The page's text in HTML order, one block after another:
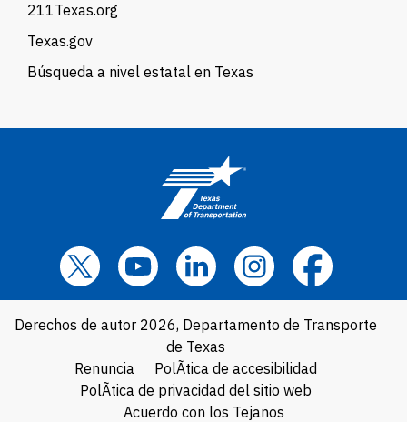
211Texas.org
Texas.gov
Búsqueda a nivel estatal en Texas
Derechos de autor 2026, Departamento de Transporte
de Texas
Renuncia
PolÃ­tica de accesibilidad
PolÃ­tica de privacidad del sitio web
Acuerdo con los Tejanos